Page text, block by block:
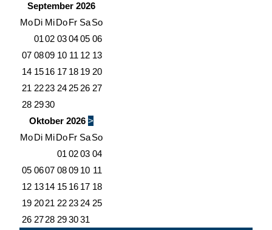
September 2026
MoDi MiDoFr SaSo
0102 03 0405 06
07 0809 10 11 12 13
14 1516 17 18 19 20
21 2223 24 25 26 27
28 2930
Oktober 2026 >
MoDi MiDoFr SaSo
01 0203 04
05 0607 08 09 10 11
12 1314 15 16 17 18
19 2021 22 23 24 25
26 2728 29 3031